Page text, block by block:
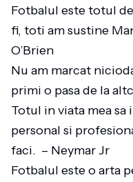
Fotbalul este totul
fi, toti am sustine
O’Brien
Nu am marcat
primi o pasa de la
Totul in viata mea
personal si
faci. – Neymar Jr
Fotbalul este o arta